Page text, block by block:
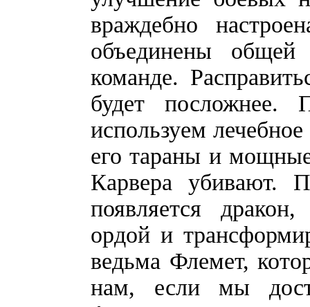
враждебно
объединены
команде.
будет посложнее.
используем
его тараны и
Карвера убивают.
появляется
ордой и
ведьма Флемет,
нам, если мы